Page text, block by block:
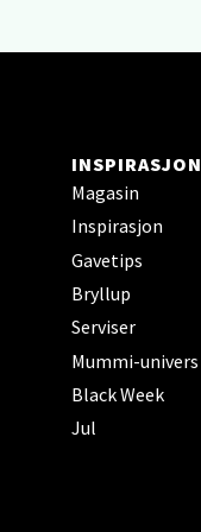
INSPIRASJON
Magasin
Inspirasjon
Gavetips
Bryllup
Serviser
Mummi-univers
Black Week
Jul